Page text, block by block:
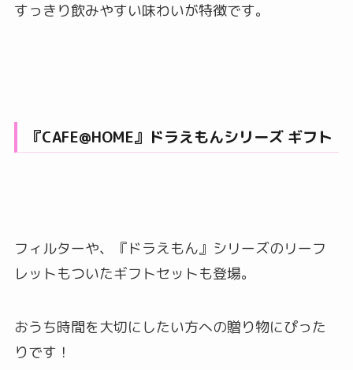
すっきり飲みやすい味わいが特徴です。
『CAFE@HOME』ドラえもんシリーズ ギフト
フィルターや、『ドラえもん』シリーズのリーフ
レットもついたギフトセットも登場。
おうち時間を大切にしたい方への贈り物にぴった
りです！